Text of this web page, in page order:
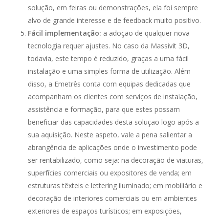
solução, em feiras ou demonstrações, ela foi sempre
alvo de grande interesse e de feedback muito positivo.
Fácil implementação: a adoção de qualquer nova
tecnologia requer ajustes. No caso da Massivit 3D,
todavia, este tempo é reduzido, graças a uma fácil
instalação e uma simples forma de utilização. Além
disso, a Emetrês conta com equipas dedicadas que
acompanham os clientes com serviços de instalação,
assistência e formação, para que estes possam
beneficiar das capacidades desta solução logo após a
sua aquisição. Neste aspeto, vale a pena salientar a
abrangência de aplicações onde o investimento pode
ser rentabilizado, como seja: na decoração de viaturas,
superfícies comerciais ou expositores de venda; em
estruturas têxteis e lettering iluminado; em mobiliário e
decoração de interiores comerciais ou em ambientes
exteriores de espaços turísticos; em exposições,